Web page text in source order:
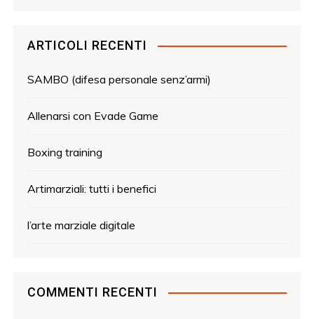
ARTICOLI RECENTI
SAMBO (difesa personale senz’armi)
Allenarsi con Evade Game
Boxing training
Artimarziali: tutti i benefici
l’arte marziale digitale
COMMENTI RECENTI